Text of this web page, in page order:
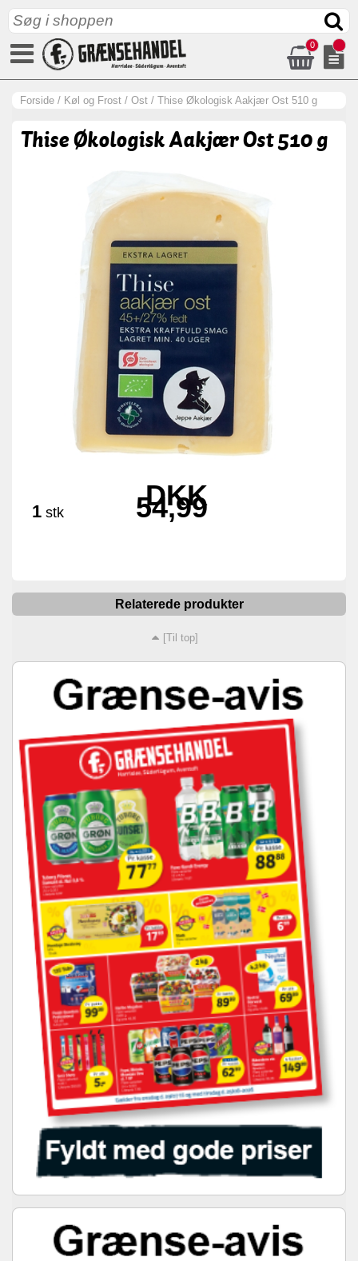
0
Forside / Køl og Frost / Ost / Thise Økologisk Aakjær Ost 510 g
Thise Økologisk Aakjær Ost 510 g
1 stk
DKK
54,99
Relaterede produkter
[Til top]